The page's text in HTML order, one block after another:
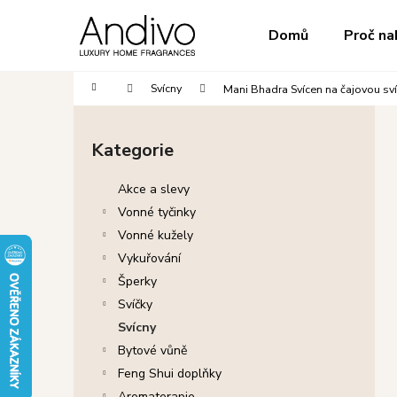
Domů Proč
Domů Svícny Mani Bhadra Svícen na čajovou
Přeskočit
kategorie
Kategorie
Akce a slevy
Vonné tyčinky
Vonné kužely
Vykuřování
Šperky
Svíčky
Svícny
Bytové vůně
Feng Shui doplňky
Zpět
do
obchodu
Zpět
do
obchodu